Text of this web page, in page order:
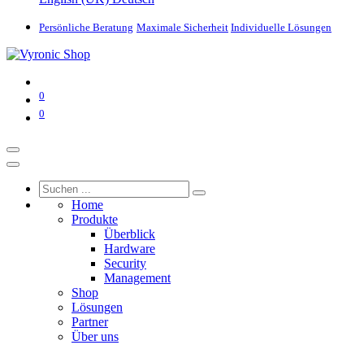
Persönliche Beratung Maximale Sicherheit Individuelle Lösungen
0
0
Home
Produkte
Überblick
Hardware
Security
Management
Shop
Lösungen
Partner
Über uns